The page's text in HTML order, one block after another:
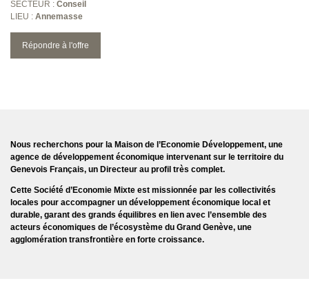
SECTEUR : Conseil
LIEU : Annemasse
Répondre à l'offre
Nous recherchons pour la Maison de l’Economie Développement, une
agence de développement économique intervenant sur le territoire du
Genevois Français, un Directeur au profil très complet.
Cette Société d’Economie Mixte est missionnée par les collectivités
locales pour accompagner un développement économique local et
durable, garant des grands équilibres en lien avec l’ensemble des
acteurs économiques de l’écosystème du Grand Genève, une
agglomération transfrontière en forte croissance.